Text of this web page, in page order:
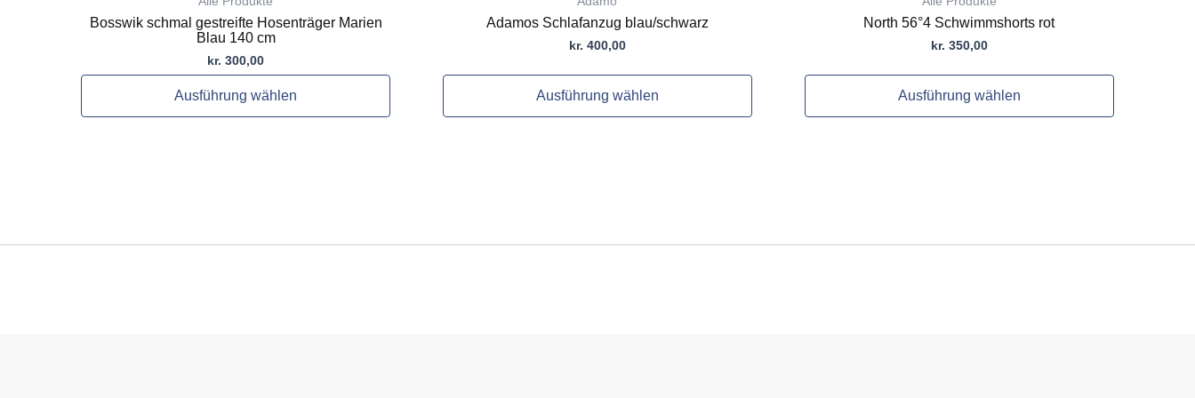
Bosswik schmal gestreifte Hosenträger Marien
Blau 140 cm
kr. 300,00
Ausführung wählen
Adamos Schlafanzug blau/schwarz
kr. 400,00
Ausführung wählen
North 56°4 Schwimmshorts rot
kr. 350,00
Ausführung wählen